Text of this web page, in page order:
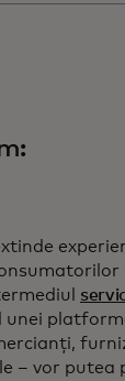
unei
– vor putea